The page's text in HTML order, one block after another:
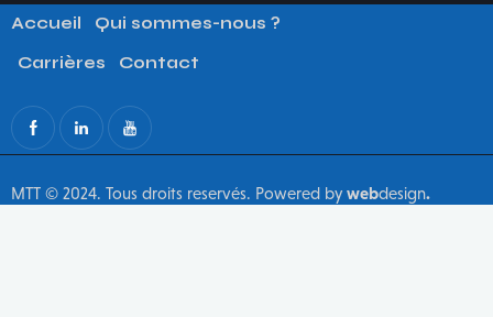
Accueil
Qui sommes-nous ?
Carrières
Contact
MTT © 2024. Tous droits reservés. Powered by webdesign.